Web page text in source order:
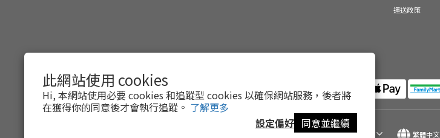
此網站使用 cookies
Hi, 本網站使用必要 cookies 和追蹤型 cookies 以確保網站服務，後者將
在獲得你的同意後才會執行追蹤。 了解更多
設定偏好 同意並繼續
運送政策
$ 繁體中文